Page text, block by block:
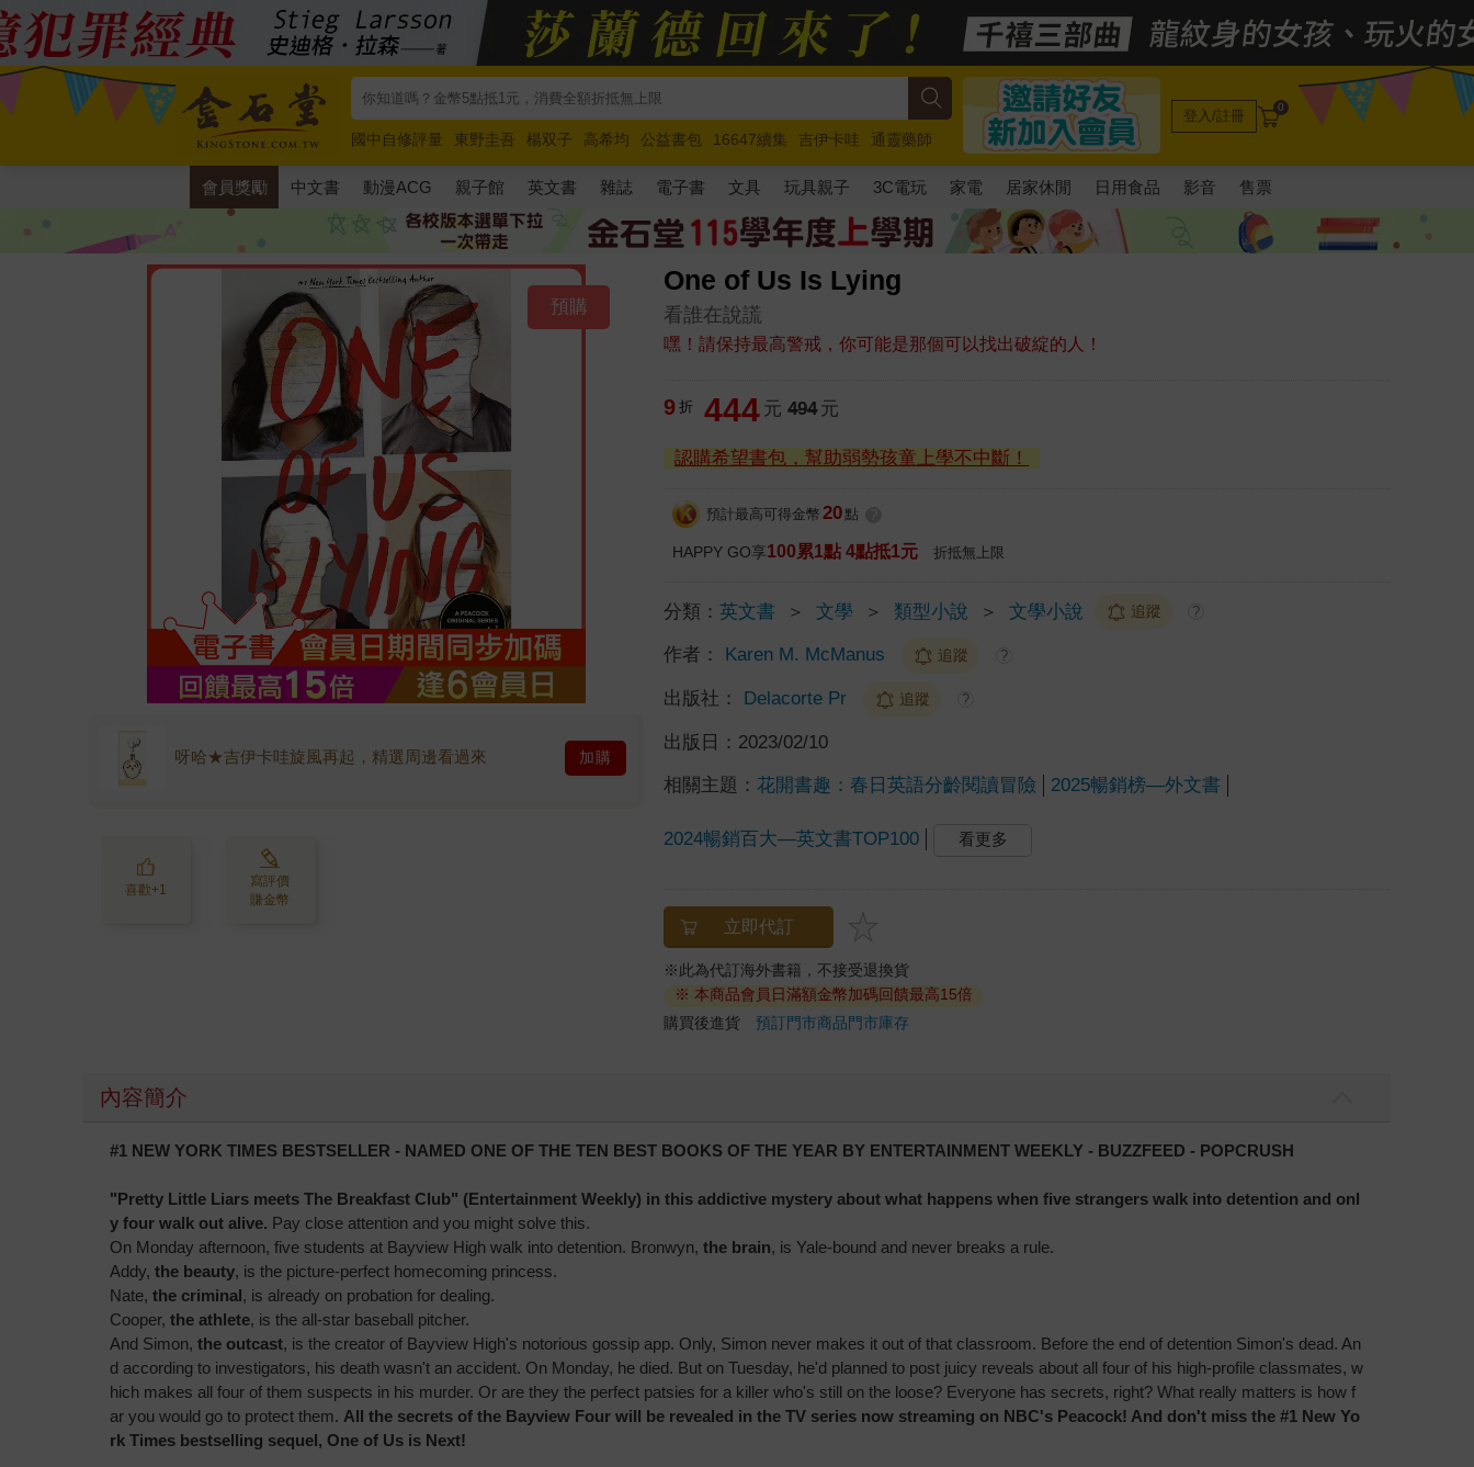
國中自修評量 東野圭吾 楊双子 高希均 公益書包 16647續集 吉伊卡哇
通靈藥師
唯紅花綻放
奧德賽 路邊攤新作 馬斯克 玩具總動員5 超慢跑
登入/註冊 0
會員獎勵 中文書 動漫ACG 親子館 英文書 雜誌 電子書 文具 玩具親子 3C電玩 家電 居家休閒 日用食品 影音 售票
One of Us Is Lying
看誰在說謊
嘿！請保持最高警戒，你可能是那個可以找出破綻的人！
預購
呀哈★吉伊卡哇旋風再起，精選周邊看過來 加購
喜歡+1
寫評價
賺金幣
9 折 444 元 494 元
認購希望書包，幫助弱勢孩童上學不中斷！
預計最高可得金幣 20 點
HAPPY GO享100累1點 4點抵1元 折抵無上限
分類：英文書 ＞ 文學 ＞ 類型小說 ＞ 文學小說 追蹤 ?
作者： Karen M. McManus 追蹤 ?
出版社： Delacorte Pr 追蹤 ?
出版日： 2023/02/10
相關主題： 花開書趣：春日英語分齡閱讀冒險 2025暢銷榜—外文書
2024暢銷百大—英文書TOP100 看更多
立即代訂
※此為代訂海外書籍，不接受退換貨
※ 本商品會員日滿額金幣加碼回饋最高15倍
購買後進貨預訂門市商品門市庫存
內容簡介
#1 NEW YORK TIMES BESTSELLER - NAMED ONE OF THE TEN BEST BOOKS OF THE YEAR BY ENTERTAINMENT WEEKLY - BUZZFEED - POPCRUSH
"Pretty Little Liars meets The Breakfast Club" (Entertainment Weekly) in this addictive mystery about what happens when five strangers walk into detention and onl
y four walk out alive. Pay close attention and you might solve this.
On Monday afternoon, five students at Bayview High walk into detention. Bronwyn,the brain, is Yale-bound and never breaks a rule.
Addy,the beauty, is the picture-perfect homecoming princess.
Nate,the criminal, is already on probation for dealing.
Cooper,the athlete, is the all-star baseball pitcher.
And Simon,the outcast, is the creator of Bayview High's notorious gossip app. Only, Simon never makes it out of that classroom. Before the end of detention Simon's dead. An
d according to investigators, his death wasn't an accident. On Monday, he died. But on Tuesday, he'd planned to post juicy reveals about all four of his high-profile classmates, w
hich makes all four of them suspects in his murder. Or are they the perfect patsies for a killer who's still on the loose? Everyone has secrets, right? What really matters is how f
ar you would go to protect them. All the secrets of the Bayview Four will be revealed in the TV series now streaming on NBC's Peacock! And don't miss the #1 New Yo
rk Times bestselling sequel, One of Us is Next!